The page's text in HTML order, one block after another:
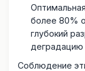
более 80%
глубокий
деградацию
Соблюдение